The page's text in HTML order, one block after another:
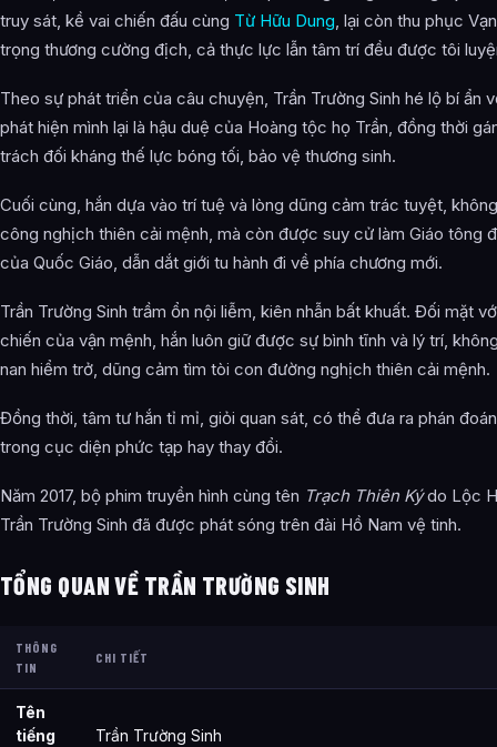
Đại Triều Thí và nâng cao thực lực
Thiên Thư Lăng ngộ đạo
Chu Viên lịch hiểm và nâng cao thực lực
Kế nhiệm Giáo tông và du lịch thiên hạ
Truyền thừa và khởi đầu mới
Tác phẩm liên quan
Hình ảnh về Trần Trường Sinh
Bài Viết Liên Quan
Câu Hỏi Thường Gặp
Trần Trường Sinh là ai?
Trần Trường Sinh xuất hiện trong tác phẩm nào?
Thông tin về Trần Trường Sinh được tổng hợp từ đâu?
truy sát, kề vai chiến đấu cùng Từ Hữu Dung , lại còn thu phục
trọng thương cường địch, cả thực lực lẫn tâm trí đều được tôi
Theo sự phát triển của câu chuyện, Trần Trường Sinh hé lộ bí ẩn
phát hiện mình lại là hậu duệ của Hoàng tộc họ Trần, đồng thời
trách đối kháng thế lực bóng tối, bảo vệ thương sinh.
Cuối cùng, hắn dựa vào trí tuệ và lòng dũng cảm trác tuyệt,
công nghịch thiên cải mệnh, mà còn được suy cử làm Giáo tông
của Quốc Giáo, dẫn dắt giới tu hành đi về phía chương mới.
Trần Trường Sinh trầm ổn nội liễm, kiên nhẫn bất khuất. Đối mặt
chiến của vận mệnh, hắn luôn giữ được sự bình tĩnh và lý trí,
nan hiểm trở, dũng cảm tìm tòi con đường nghịch thiên cải mệnh.
Đồng thời, tâm tư hắn tỉ mỉ, giỏi quan sát, có thể đưa ra phán
trong cục diện phức tạp hay thay đổi.
Năm 2017, bộ phim truyền hình cùng tên Trạch Thiên Kýdo Lộc
Trần Trường Sinh đã được phát sóng trên đài Hồ Nam vệ tinh.
TỔNG QUAN VỀ TRẦN TRƯỜNG SINH
THÔNG
TIN
CHI TIẾT
Tên
tiếng
Trần Trường Sinh